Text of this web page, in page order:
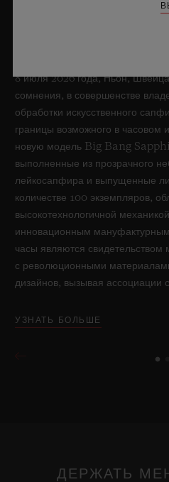
BIG BANG
8 июля 2026 года, Ньон,
сомнения, в совершенстве
обработки искусственного
границы возможного в часовом
новую модель Big Bang
выполненные из прозрачного
лейкосапфира и выпущенные
количестве 100 экземпляров,
высокотехнологичной
инновационным
часы являются
с революционными
дизайнов, вызывая ассоциации
УЗНАТЬ БОЛЬШЕ
ДЕРЖАТЬ